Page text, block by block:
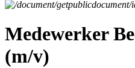
Medewerker
(m/v)